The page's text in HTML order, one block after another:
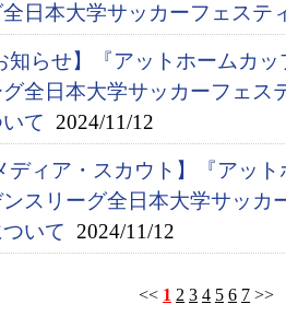
日本大学サッカーフェステ
知らせ】『アットホームカ
全日本大学サッカーフェス
て 2024/11/12
ディア・スカウト】『アッ
スリーグ全日本大学サッカ
いて 2024/11/12
<< 1 2 3 4 5 6 7 >>